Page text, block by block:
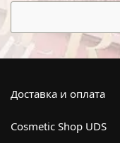
Доставка и оплата
Cosmetic Shop UDS